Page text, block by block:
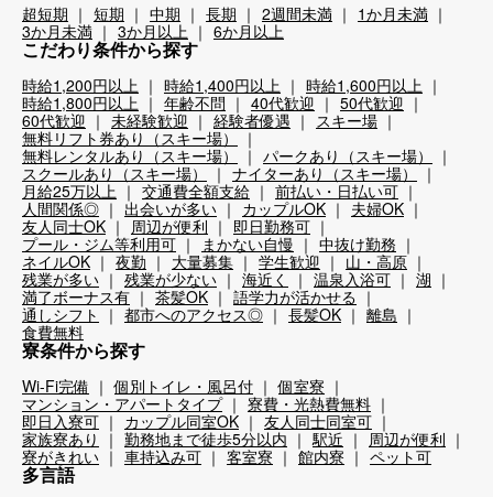
超短期 短期 中期 長期 2週間未満
1か月未満
3か月未満
3か月以上 6か月以上
こだわり条件から探す
時給1,200円以上 時給1,400円以上
時給1,600円以上
時給1,800円以上
年齢不問 40代歓迎
50代歓迎
60代歓迎
未経験歓迎 経験者優遇
スキー場
無料リフト券あり（スキー場）
無料レンタルあり（スキー場）
パークあり（スキー場）
スクールあり（スキー場）
ナイターあり（スキー場）
月給25万以上
交通費全額支給
前払い・日払い可
人間関係◎
出会いが多い カップルOK
夫婦OK
友人同士OK
周辺が便利
即日勤務可
プール・ジム等利用可
まかない自慢
中抜け勤務
ネイルOK
夜勤 大量募集 学生歓迎
山・高原
残業が多い
残業が少ない 海近く 温泉入浴可
湖
満了ボーナス有
茶髪OK
語学力が活かせる
通しシフト
都市へのアクセス◎ 長髪OK
離島
食費無料
寮条件から探す
Wi-Fi完備 個別トイレ・風呂付
個室寮
マンション・アパートタイプ
寮費・光熱費無料
即日入寮可
カップル同室OK
友人同士同室可
家族寮あり
勤務地まで徒歩5分以内 駅近
周辺が便利
寮がきれい
車持込み可 客室寮 館内寮 ペット可
多言語